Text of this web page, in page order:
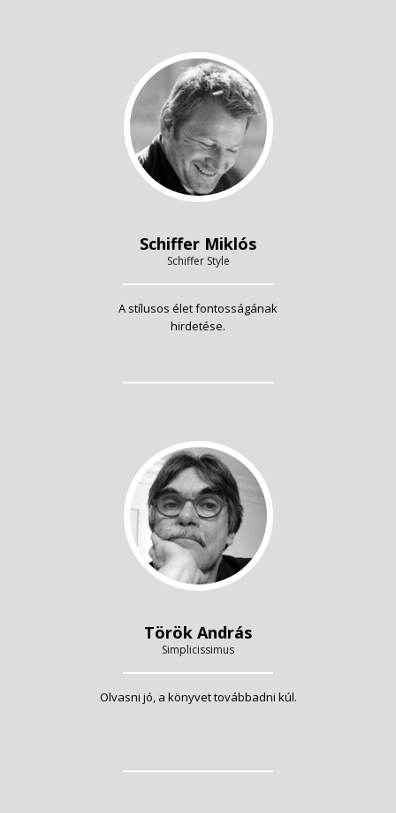
Schiffer Miklós
Schiffer Style
A stílusos élet fontosságának
hirdetése.
Török András
Simplicissimus
Olvasni jó, a könyvet továbbadni kúl.